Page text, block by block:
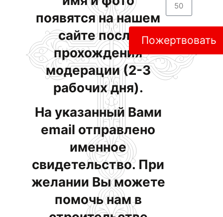
появятся на нашем
сайте после
прохождения
модерации (2-3
рабочих дня).
На указанный Вами
email отправлено
именное
свидетельство. При
желании Вы можете
помочь нам в
Пожертвовать